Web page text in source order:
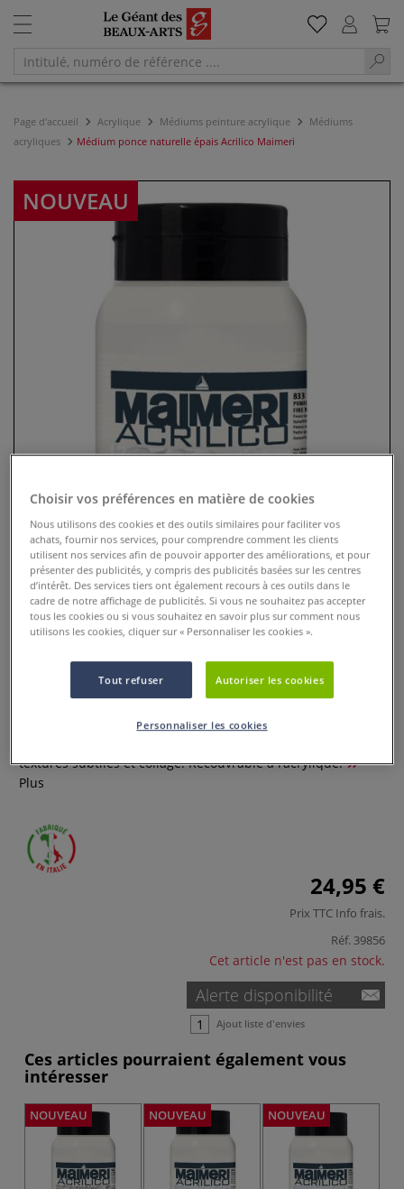
Page d'accueil Acrylique Médiums peinture acrylique
Médiums
acryliques
Médium ponce naturelle épais Acrilico Maimeri
NOUVEAU
Médium ponce naturelle épais
0 Commentaires
Médium ponce naturelle épais Acrilico Maimeri pâte
textures subtiles et collage. Recouvrable à l’acrylique.
Plus
24,95 €
Prix TTC Info frais.
Réf. 39856
Cet article n'est pas en stock.
Alerte disponibilité
Ajout liste d'envies
Ces articles pourraient également vous
intéresser
NOUVEAU NOUVEAU NOUVEAU
Choisir vos préférences en matière de cookies
Nous utilisons des cookies et des outils similaires pour faciliter vos
achats, fournir nos services, pour comprendre comment les clients
utilisent nos services afin de pouvoir apporter des améliorations, et pour
présenter des publicités, y compris des publicités basées sur les centres
d’intérêt. Des services tiers ont également recours à ces outils dans le
cadre de notre affichage de publicités. Si vous ne souhaitez pas accepter
tous les cookies ou si vous souhaitez en savoir plus sur comment nous
utilisons les cookies, cliquer sur « Personnaliser les cookies ».
Tout refuser Autoriser les cookies
Personnaliser les cookies